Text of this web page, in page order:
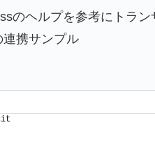
のヘルプを参考にトラ
携サンプル